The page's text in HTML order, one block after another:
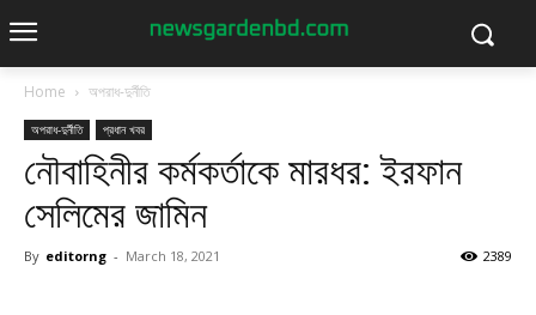
Home অপরাধ-দুর্নীতি
অপরাধ-দুর্নীতি প্রধান খবর
নৌবাহিনীর কর্মকর্তাকে মারধর: ইরফান
সেলিমের জামিন
By editorng - March 18, 2021 2389